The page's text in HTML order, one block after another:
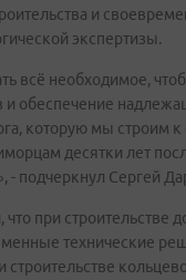
и
экспертизы.
всё необходимое,
обеспечение
которую мы строим
десятки лет
- подчеркнул Сергей
что при строительстве
технические